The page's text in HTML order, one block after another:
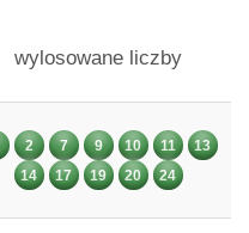
wylosowane liczby
2 7 9 10 11
13
14
17 19 20 24